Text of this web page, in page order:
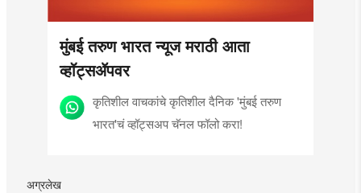
मुंबई तरुण भारत न्यूज मराठी आता
व्हॉट्सॲपवर
कृतिशील वाचकांचे कृतिशील दैनिक 'मुंबई तरुण
भारत'चं व्हॉट्सअप चॅनल फॉलो करा!
अग्रलेख